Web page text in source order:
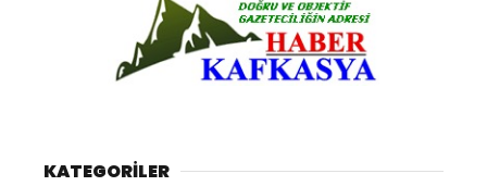
KATEGORİLER